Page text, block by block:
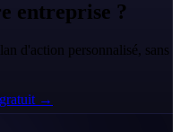
entreprise ?
d'action personnalisé, sans
→